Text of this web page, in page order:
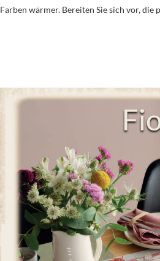
Farben wärmer. Bereiten Sie sich vor, die